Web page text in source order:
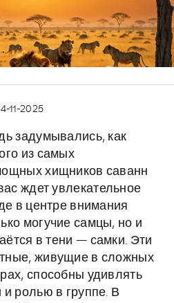
11-2025
задумывались, как
из самых
хищников саванн
ждет увлекательное
в центре внимания
могучие самцы, но и
в тени — самки. Эти
живущие в сложных
способны удивлять
и ролью в группе. В